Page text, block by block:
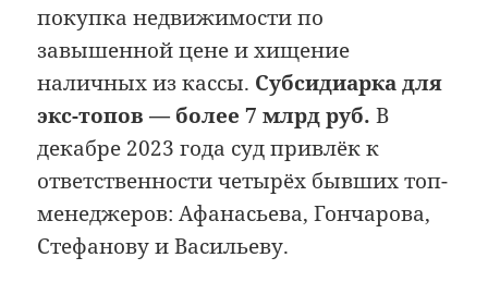
покупка недвижимости по
завышенной цене и хищение
наличных из кассы. Субсидиарка для
экс-топов — более 7 млрд руб. В
декабре 2023 года суд привлёк к
ответственности четырёх бывших топ-
менеджеров: Афанасьева, Гончарова,
Стефанову и Васильеву.